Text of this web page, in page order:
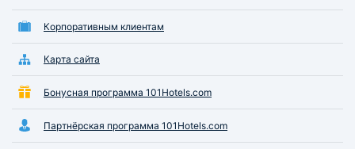
Корпоративным клиентам
Карта сайта
Бонусная программа 101Hotels.com
Партнёрская программа 101Hotels.com